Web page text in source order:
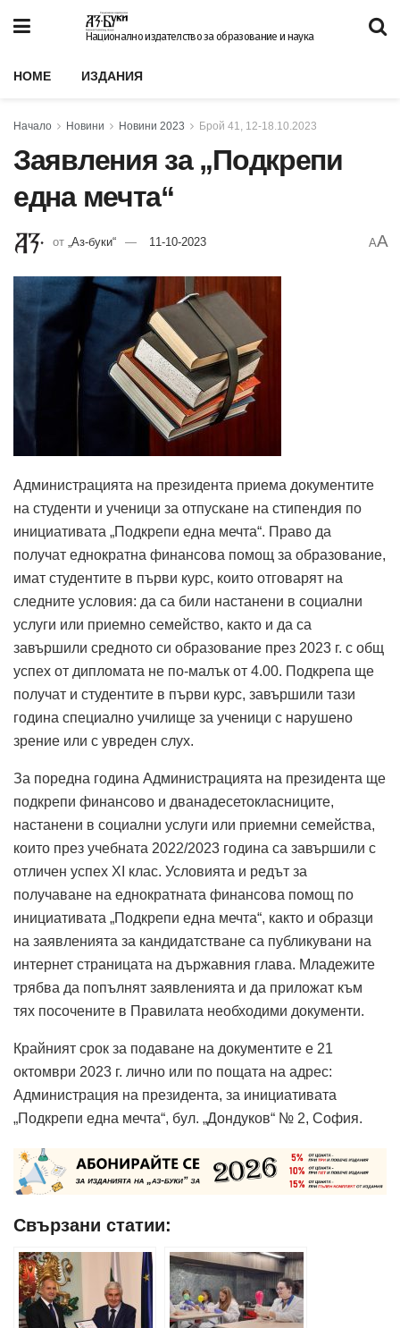
Национално издателство за образование и наука
HOME ИЗДАНИЯ
Начало Новини Новини 2023 Брой 41, 12-18.10.2023
Заявления за „Подкрепи
една мечта“
от „Аз-буки“ 11-10-2023 AA
Администрацията на президента приема документите
на студенти и ученици за отпускане на стипендия по
инициативата „Подкрепи една мечта“. Право да
получат еднократна финансова помощ за образование,
имат студентите в първи курс, които отговарят на
следните условия: да са били настанени в социални
услуги или приемно семейство, както и да са
завършили средното си образование през 2023 г. с общ
успех от дипломата не по-малък от 4.00. Подкрепа ще
получат и студентите в първи курс, завършили тази
година специално училище за ученици с нарушено
зрение или с увреден слух.
За поредна година Администрацията на президента ще
подкрепи финансово и дванадесетокласниците,
настанени в социални услуги или приемни семейства,
които през учебната 2022/2023 година са завършили с
отличен успех XI клас. Условията и редът за
получаване на еднократната финансова помощ по
инициативата „Подкрепи една мечта“, както и образци
на заявленията за кандидатстване са публикувани на
интернет страницата на държавния глава. Младежите
трябва да попълнят заявленията и да приложат към
тях посочените в Правилата необходими документи.
Крайният срок за подаване на документите е 21
октомври 2023 г. лично или по пощата на адрес:
Администрация на президента, за инициативата
„Подкрепи една мечта“, бул. „Дондуков“ № 2, София.
Свързани статии: